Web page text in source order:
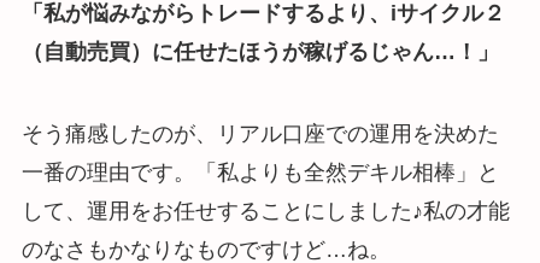
「私が悩みながらトレードするより、iサイクル２
（自動売買）に任せたほうが稼げるじゃん…！」
そう痛感したのが、リアル口座での運用を決めた
一番の理由です。「私よりも全然デキル相棒」と
して、運用をお任せすることにしました♪私の才能
のなさもかなりなものですけど…ね。